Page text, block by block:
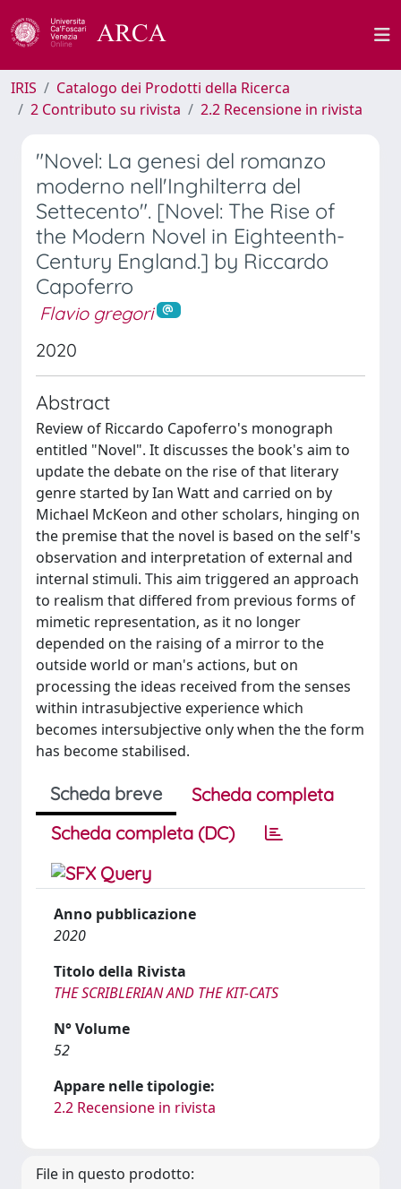
IRIS
Catalogo dei Prodotti della Ricerca
2 Contributo su rivista
2.2 Recensione in rivista
"Novel: La genesi del romanzo
moderno nell'Inghilterra del
Settecento". [Novel: The Rise of
the Modern Novel in Eighteenth-
Century England.] by Riccardo
Capoferro
Flavio gregori
2020
Abstract
Review of Riccardo Capoferro's monograph
entitled "Novel". It discusses the book's aim to
update the debate on the rise of that literary
genre started by Ian Watt and carried on by
Michael McKeon and other scholars, hinging on
the premise that the novel is based on the self's
observation and interpretation of external and
internal stimuli. This aim triggered an approach
to realism that differed from previous forms of
mimetic representation, as it no longer
depended on the raising of a mirror to the
outside world or man's actions, but on
processing the ideas received from the senses
within intrasubjective experience which
becomes intersubjective only when the the form
has become stabilised.
Scheda breve
Scheda completa
Scheda completa (DC)
Anno pubblicazione
2020
Titolo della Rivista
THE SCRIBLERIAN AND THE KIT-CATS
N° Volume
52
Appare nelle tipologie:
2.2 Recensione in rivista
File in questo prodotto: